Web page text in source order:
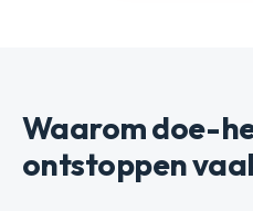
Waarom doe-
ontstoppen